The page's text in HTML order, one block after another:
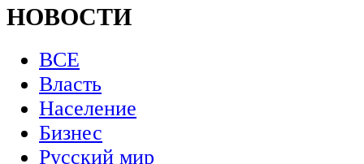
НОВОСТИ
ВСЕ
Власть
Население
Бизнес
Русский мир